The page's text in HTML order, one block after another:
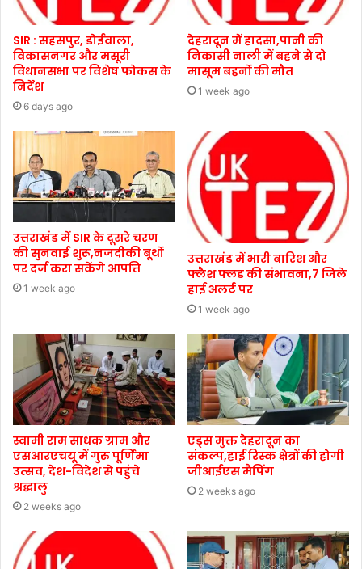
SIR : सहसपुर, डोईवाला,
विकासनगर और मसूरी
विधानसभा पर विशेष फोकस के
निर्देश
6 days ago
देहरादून में हादसा,पानी की
निकासी नाली में बहने से दो
मासूम बहनों की मौत
1 week ago
उत्तराखंड में SIR के दूसरे चरण
की सुनवाई शुरू,नजदीकी बूथों
पर दर्ज करा सकेंगे आपत्ति
1 week ago
उत्तराखंड में भारी बारिश और
फ्लैश फ्लड की संभावना,7 जिले
हाई अलर्ट पर
1 week ago
स्वामी राम साधक ग्राम और
एसआरएचयू में गुरु पूर्णिमा
उत्सव, देश-विदेश से पहुंचे
श्रद्धालु
2 weeks ago
एड्स मुक्त देहरादून का
संकल्प,हाई रिस्क क्षेत्रों की होगी
जीआईएस मैपिंग
2 weeks ago